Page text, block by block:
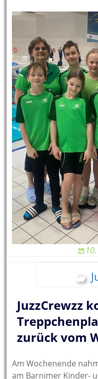
JuzzCrewzz
zurück vom
Am Wochenende
am Barnimer Kinder-